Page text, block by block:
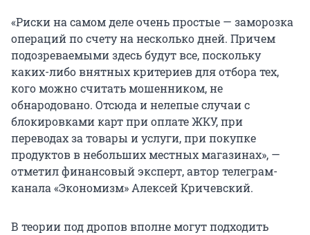
«Риски на самом деле очень простые — заморозка
операций по счету на несколько дней. Причем
подозреваемыми здесь будут все, поскольку
каких-либо внятных критериев для отбора тех,
кого можно считать мошенником, не
обнародовано. Отсюда и нелепые случаи с
блокировками карт при оплате ЖКУ, при
переводах за товары и услуги, при покупке
продуктов в небольших местных магазинах», —
отметил финансовый эксперт, автор телеграм-
канала «Экономизм» Алексей Кричевский.
В теории под дропов вполне могут подходить